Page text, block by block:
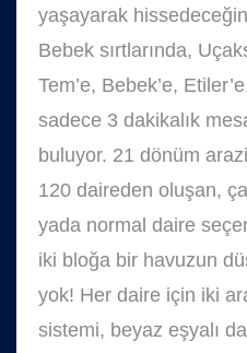
yaşayarak
Bebek sırtlarında,
Tem’e, Bebek’e,
sadece 3 dakikalık
buluyor. 21 dönüm
120 daireden oluşan,
yada normal daire
iki bloğa bir havuzun
yok! Her daire için iki
sistemi, beyaz eşyalı